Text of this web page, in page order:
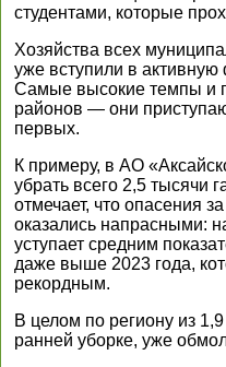
студентами, которые
Хозяйства всех
уже вступили в
Самые высокие темпы и
районов — они
первых.
К примеру, в АО
убрать всего 2,5 тысячи
отмечает, что опасения
оказались напрасными:
уступает средним
даже выше 2023 года,
рекордным.
В целом по региону из
ранней уборке, уже